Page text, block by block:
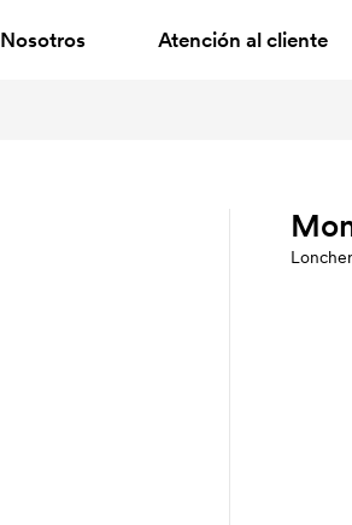
Nosotros Atención al cliente